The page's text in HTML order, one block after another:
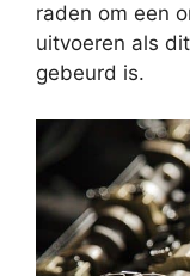
raden om een
uitvoeren als
gebeurd is.